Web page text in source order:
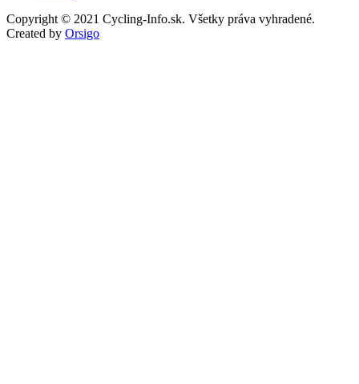
Copyright © 2021 Cycling-Info.sk. Všetky práva vyhradené.
Created by Orsigo